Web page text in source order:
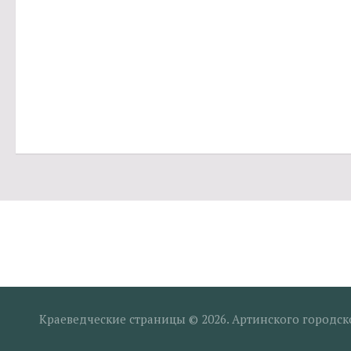
Краеведческие страницы © 2026. Артинского